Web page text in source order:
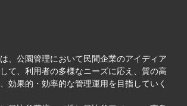
、公園管理において民間企業のアイディア
て、利用者の多様なニーズに応え、質の高
効果的・効率的な管理運用を目指していく